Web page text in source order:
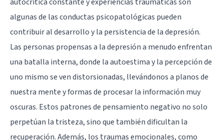
algunas de las conductas psicopatológicas pueden
contribuir al desarrollo y la persistencia de la depresión.
Las personas propensas a la depresión a menudo enfrentan
una batalla interna, donde la autoestima y la percepción de
uno mismo se ven distorsionadas, llevándonos a planos de
nuestra mente y formas de procesar la información muy
oscuras. Estos patrones de pensamiento negativo no solo
perpetúan la tristeza, sino que también dificultan la
recuperación. Además, los traumas emocionales, como